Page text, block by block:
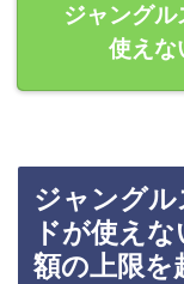
ジャング
使えな
ジャング
ドが使え
額の上限を